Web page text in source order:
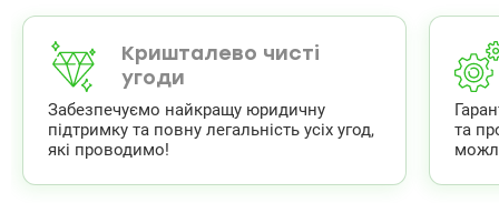
холодильник, у ванній є пральна машина, встановлений
бойлер 100 л., в кімнатах і на кухні встановлені
кондиціонери.
Будинок кооперативний, чисте парадне, є лічильники на
воду, електрику.
Інфраструктура:
Свій двір з парковкою для авто, поряд набережна,
школа, садочок, ринок метро Героїв Дніпра, супермаркет
Сільпо, аптеки, кафе, бювет, різні магазинчики.
Транспортна розвʼязка:
Кришталево чисті
угоди
Забезпечуємо найкращу юридичну
підтримку та повну легальність усіх угод,
які проводимо!
та